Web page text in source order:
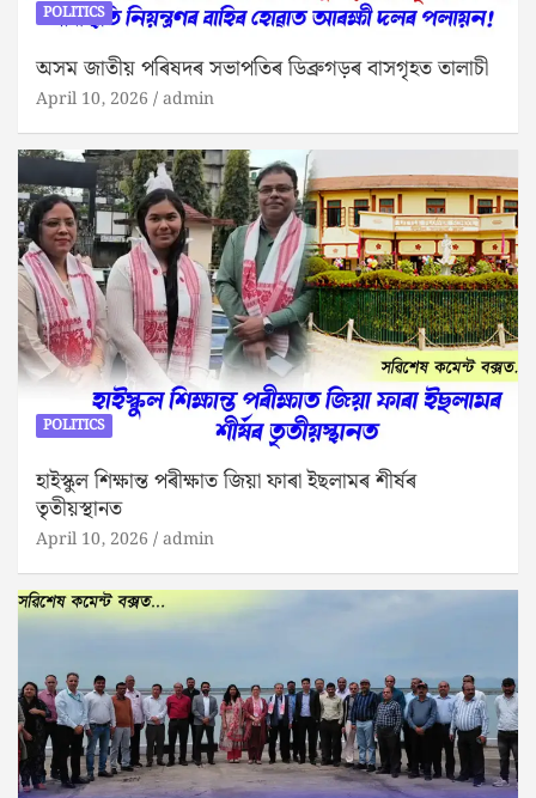
POLITICS
অসম জাতীয় পৰিষদৰ সভাপতিৰ ডিব্ৰুগড়ৰ বাসগৃহত তালাচী
April 10, 2026 admin
POLITICS
হাইস্কুল শিক্ষান্ত পৰীক্ষাত জিয়া ফাৰা ইছলামৰ শীৰ্ষৰ
তৃতীয়স্থানত
April 10, 2026 admin